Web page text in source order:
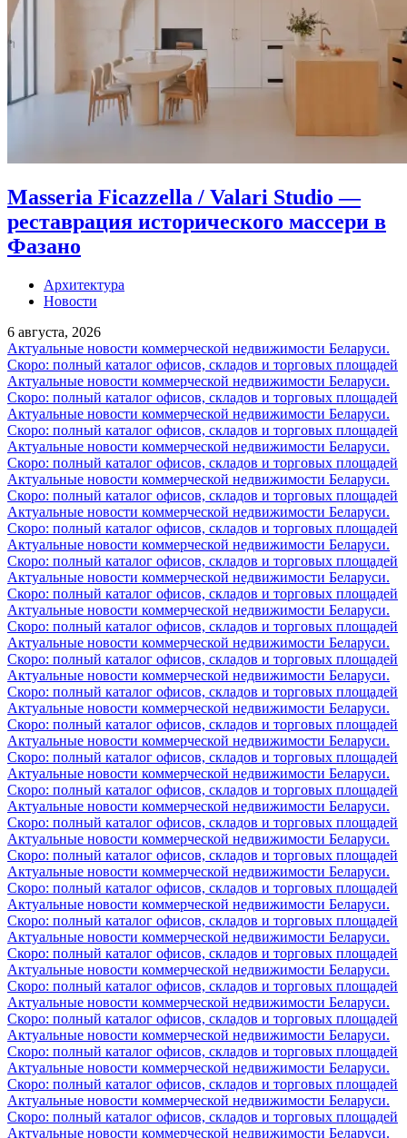
Masseria Ficazzella / Valari Studio —
реставрация исторического массери в
Фазано
Архитектура
Новости
6 августа, 2026
Актуальные новости коммерческой недвижимости Беларуси.
Скоро: полный каталог офисов, складов и торговых площадей
Актуальные новости коммерческой недвижимости Беларуси.
Скоро: полный каталог офисов, складов и торговых площадей
Актуальные новости коммерческой недвижимости Беларуси.
Скоро: полный каталог офисов, складов и торговых площадей
Актуальные новости коммерческой недвижимости Беларуси.
Скоро: полный каталог офисов, складов и торговых площадей
Актуальные новости коммерческой недвижимости Беларуси.
Скоро: полный каталог офисов, складов и торговых площадей
Актуальные новости коммерческой недвижимости Беларуси.
Скоро: полный каталог офисов, складов и торговых площадей
Актуальные новости коммерческой недвижимости Беларуси.
Скоро: полный каталог офисов, складов и торговых площадей
Актуальные новости коммерческой недвижимости Беларуси.
Скоро: полный каталог офисов, складов и торговых площадей
Актуальные новости коммерческой недвижимости Беларуси.
Скоро: полный каталог офисов, складов и торговых площадей
Актуальные новости коммерческой недвижимости Беларуси.
Скоро: полный каталог офисов, складов и торговых площадей
Актуальные новости коммерческой недвижимости Беларуси.
Скоро: полный каталог офисов, складов и торговых площадей
Актуальные новости коммерческой недвижимости Беларуси.
Скоро: полный каталог офисов, складов и торговых площадей
Актуальные новости коммерческой недвижимости Беларуси.
Скоро: полный каталог офисов, складов и торговых площадей
Актуальные новости коммерческой недвижимости Беларуси.
Скоро: полный каталог офисов, складов и торговых площадей
Актуальные новости коммерческой недвижимости Беларуси.
Скоро: полный каталог офисов, складов и торговых площадей
Актуальные новости коммерческой недвижимости Беларуси.
Скоро: полный каталог офисов, складов и торговых площадей
Актуальные новости коммерческой недвижимости Беларуси.
Скоро: полный каталог офисов, складов и торговых площадей
Актуальные новости коммерческой недвижимости Беларуси.
Скоро: полный каталог офисов, складов и торговых площадей
Актуальные новости коммерческой недвижимости Беларуси.
Скоро: полный каталог офисов, складов и торговых площадей
Актуальные новости коммерческой недвижимости Беларуси.
Скоро: полный каталог офисов, складов и торговых площадей
Актуальные новости коммерческой недвижимости Беларуси.
Скоро: полный каталог офисов, складов и торговых площадей
Актуальные новости коммерческой недвижимости Беларуси.
Скоро: полный каталог офисов, складов и торговых площадей
Актуальные новости коммерческой недвижимости Беларуси.
Скоро: полный каталог офисов, складов и торговых площадей
Актуальные новости коммерческой недвижимости Беларуси.
Скоро: полный каталог офисов, складов и торговых площадей
Актуальные новости коммерческой недвижимости Беларуси.